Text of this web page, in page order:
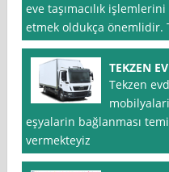
eve taşımacılık
etmek oldukça önemlidir.
TEKZEN
Tekzen
eşyalarin bağlanması
vermekteyiz